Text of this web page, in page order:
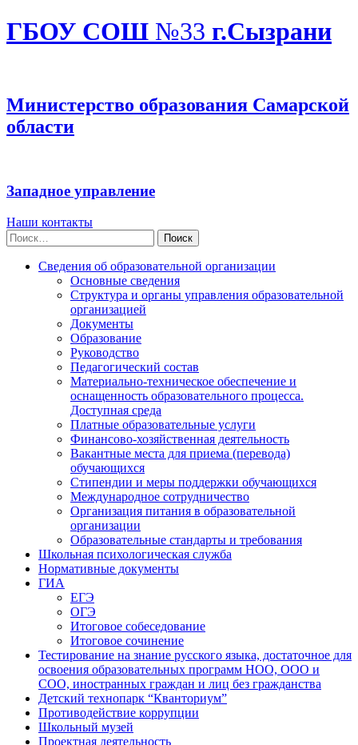
ГБОУ СОШ №33 г.Сызрани
Министерство образования Самарской
области
Западное управление
Наши контакты
Найти:
Сведения об образовательной организации
Основные сведения
Структура и органы управления образовательной
организацией
Документы
Образование
Руководство
Педагогический состав
Материально-техническое обеспечение и
оснащенность образовательного процесса.
Доступная среда
Платные образовательные услуги
Финансово-хозяйственная деятельность
Вакантные места для приема (перевода)
обучающихся
Стипендии и меры поддержки обучающихся
Международное сотрудничество
Организация питания в образовательной
организации
Образовательные стандарты и требования
Школьная психологическая служба
Нормативные документы
ГИА
ЕГЭ
ОГЭ
Итоговое собеседование
Итоговое сочинение
Тестирование на знание русского языка, достаточное для
освоения образовательных программ НОО, ООО и
СОО, иностранных граждан и лиц без гражданства
Детский технопарк “Кванториум”
Противодействие коррупции
Школьный музей
Проектная деятельность